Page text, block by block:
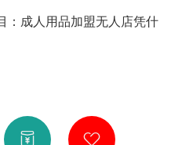
：成人用品加盟无人店凭什